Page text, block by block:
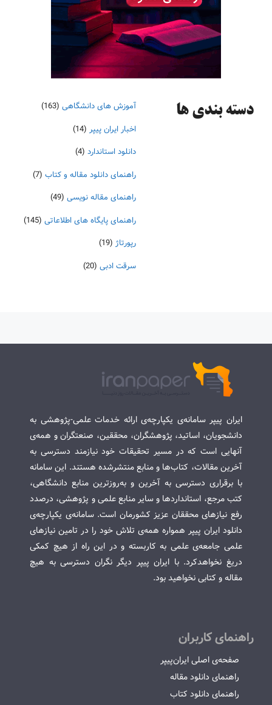
دسته‌ بندی ها آموزش های دانشگاهی (163)
اخبار ایران پیپر (14)
دانلود استاندارد (4)
راهنمای دانلود مقاله و کتاب (7)
راهنمای مقاله نویسی (49)
راهنمای پایگاه های اطلاعاتی (145)
رپورتاژ (19)
سرقت ادبی (20)
ایران پیپر سامانه‌ی یکپارچه‌ی ارائه خدمات علمی-پژوهشی به
دانشجویان، اساتید، پژوهشگران، محققین، صنعتگران و همه‌ی
آنهایی است که در مسیر تحقیقات خود نیازمند دسترسی به
آخرین مقالات، کتاب‌ها و منابع منتشرشده هستند. این سامانه
با برقراری دسترسی به آخرین و به‌روزترین منابع دانشگاهی،
کتب مرجع، استانداردها و سایر منابع علمی و پژوهشی، درصدد
رفع نیازهای محققان عزیز کشورمان است. سامانه‌ی یکپارچه‌ی
دانلود ایران پیپر همواره همه‌ی تلاش خود را در تامین نیازهای
علمی جامعه‌ی علمی به کاربسته و در این راه از هیچ کمکی
دریغ نخواهدکرد. با ایران پیپر دیگر نگران دسترسی به هیچ
مقاله و کتابی نخواهید بود.
راهنمای کاربران
صفحه‌ی اصلی ایران‌پیپر
راهنمای دانلود مقاله
راهنمای دانلود کتاب